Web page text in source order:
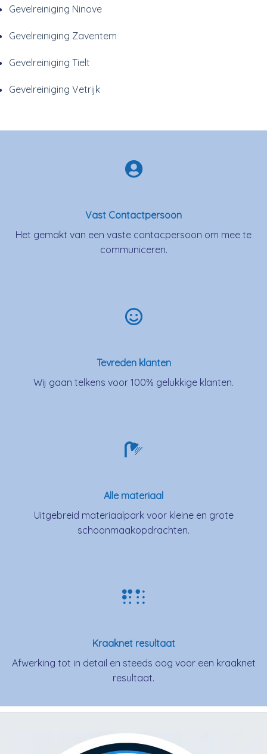
Gevelreiniging Ninove
Gevelreiniging Zaventem
Gevelreiniging Tielt
Gevelreiniging Vetrijk
Vast Contactpersoon
Het gemakt van een vaste contacpersoon om mee te
communiceren.
Tevreden klanten
Wij gaan telkens voor 100% gelukkige klanten.
Alle materiaal
Uitgebreid materiaalpark voor kleine en grote
schoonmaakopdrachten.
Kraaknet resultaat
Afwerking tot in detail en steeds oog voor een kraaknet
resultaat.